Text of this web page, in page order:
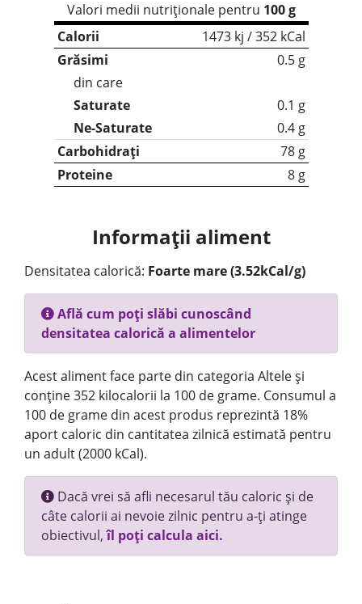
Valori medii nutriționale pentru 100 g
Calorii
1473 kj / 352 kCal
Grăsimi
0.5 g
din care
Saturate
0.1 g
Ne-Saturate
0.4 g
Carbohidrați
78 g
Proteine
8 g
Informații aliment
Densitatea calorică: Foarte mare (3.52kCal/g)
Află cum poți slăbi cunoscând
densitatea calorică a alimentelor
Acest aliment face parte din categoria Altele și
conține 352 kilocalorii la 100 de grame. Consumul a
100 de grame din acest produs reprezintă 18%
aport caloric din cantitatea zilnică estimată pentru
un adult (2000 kCal).
Dacă vrei să afli necesarul tău caloric și de
câte calorii ai nevoie zilnic pentru a-ți atinge
obiectivul,îl poți calcula aici.